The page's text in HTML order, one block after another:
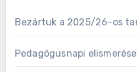
Bezártuk a 2025/26-os
Pedagógusnapi